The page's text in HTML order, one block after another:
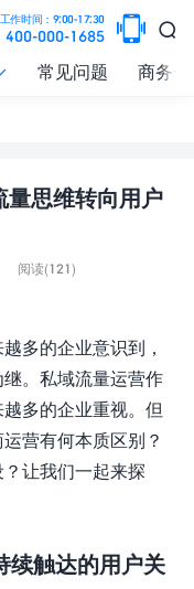

工作时间：9:00-17:30
400-000-1685 
常见问题 商务
量思维转向用户
阅读(121)
多的企业意识到，
。私域流量运营作
多的企业重视。但
营有何本质区别？
让我们一起来探
续触达的用户关